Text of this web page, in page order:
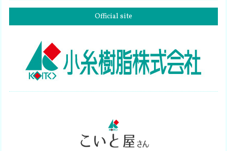
Official site